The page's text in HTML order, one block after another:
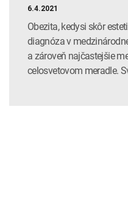
6.4.2021
Obezita, kedysi skôr
diagnóza v
a zároveň najčastejšie
celosvetovom meradle.